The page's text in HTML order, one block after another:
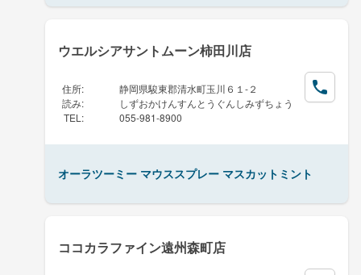
ウエルシアサントムーン柿田川店
住所:
静岡県駿東郡清水町玉川６１-２
読み:
しずおかけんすんとうぐんしみずちょう
TEL : 055-981-8900
オーラツーミー マウススプレー マスカットミント
ココカラファイン遠州森町店